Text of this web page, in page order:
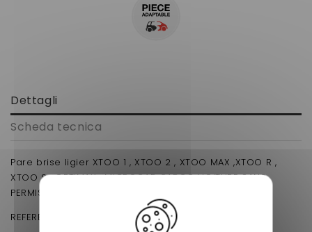
Dettagli
Scheda tecnica
Pare brise ligier XTOO 1 , XTOO 2 , XTOO MAX ,XTOO R ,
XTOO S , OPTIMAX , MICROCAR CARGO VOITURE SANS
PERMIS .
REFERENCE D'ORIGINE :1401093